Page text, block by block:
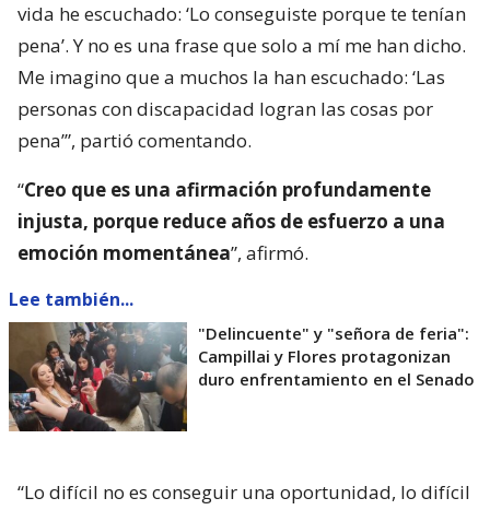
vida he escuchado: ‘Lo conseguiste porque te tenían
pena’. Y no es una frase que solo a mí me han dicho.
Me imagino que a muchos la han escuchado: ‘Las
personas con discapacidad logran las cosas por
pena’”, partió comentando.
“Creo que es una afirmación profundamente
injusta, porque reduce años de esfuerzo a una
emoción momentánea”, afirmó.
Lee también...
"Delincuente" y "señora de feria":
Campillai y Flores protagonizan
duro enfrentamiento en el Senado
“Lo difícil no es conseguir una oportunidad, lo difícil